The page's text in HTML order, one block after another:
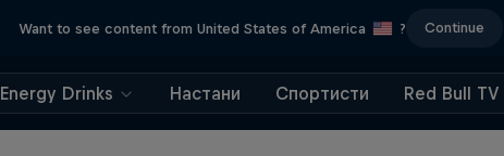
Want to see content from United States of America ? Continue
Energy Drinks Настани Спортисти Red Bull TV